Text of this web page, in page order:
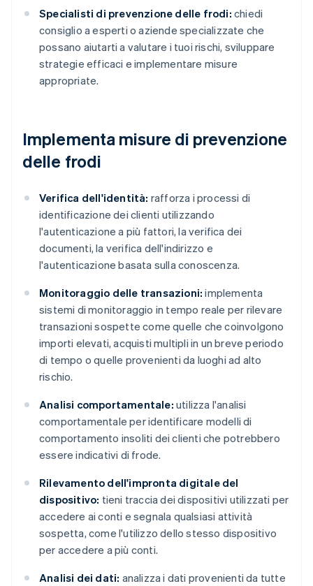
Specialisti di prevenzione delle frodi: chiedi
consiglio a esperti o aziende specializzate che
possano aiutarti a valutare i tuoi rischi, sviluppare
strategie efficaci e implementare misure
appropriate.
Implementa misure di prevenzione
delle frodi
Verifica dell'identità: rafforza i processi di
identificazione dei clienti utilizzando
l'autenticazione a più fattori, la verifica dei
documenti, la verifica dell'indirizzo e
l'autenticazione basata sulla conoscenza.
Monitoraggio delle transazioni: implementa
sistemi di monitoraggio in tempo reale per rilevare
transazioni sospette come quelle che coinvolgono
importi elevati, acquisti multipli in un breve periodo
di tempo o quelle provenienti da luoghi ad alto
rischio.
Analisi comportamentale: utilizza l'analisi
comportamentale per identificare modelli di
comportamento insoliti dei clienti che potrebbero
essere indicativi di frode.
Rilevamento dell'impronta digitale del
dispositivo: tieni traccia dei dispositivi utilizzati per
accedere ai conti e segnala qualsiasi attività
sospetta, come l'utilizzo dello stesso dispositivo
per accedere a più conti.
Analisi dei dati: analizza i dati provenienti da tutte